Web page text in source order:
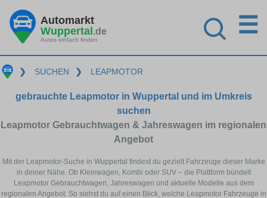
Automarkt
Wuppertal.de
Autos einfach finden
☰
❯ SUCHEN ❯ LEAPMOTOR
gebrauchte Leapmotor in Wuppertal und im Umkreis
suchen
Leapmotor Gebrauchtwagen & Jahreswagen im regionalen
Angebot
Mit der Leapmotor-Suche in Wuppertal findest du gezielt Fahrzeuge dieser Marke
in deiner Nähe. Ob Kleinwagen, Kombi oder SUV – die Plattform bündelt
Leapmotor Gebrauchtwagen, Jahreswagen und aktuelle Modelle aus dem
regionalen Angebot. So siehst du auf einen Blick, welche Leapmotor Fahrzeuge in